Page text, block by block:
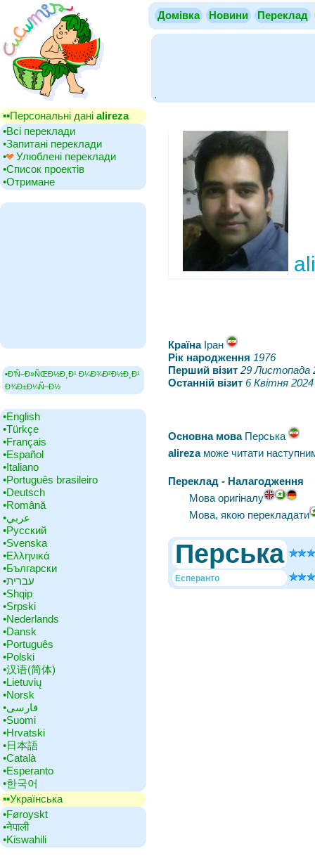
Домівка Новини Переклад
.
▪▪‎Персональні дані alireza
•‎Всі переклади
•‎Запитані переклади
•‎
Улюблені переклади
•‎Список проектів
•‎Отримане
▪Ð’Ñ–Ð»ÑŒÐ½Ð¸Ð¹ Ð¼Ð¾Ð²Ð½Ð¸Ð¹
Ð¾Ð±Ð¼Ñ–Ð½
•‎English
•‎Türkçe
•‎Français
•‎Español
•‎Italiano
•‎Português brasileiro
•‎Deutsch
•‎Română
•‎عربي
•‎Русский
•‎Svenska
•‎Ελληνικά
•‎Български
•‎עברית
•‎Shqip
•‎Srpski
•‎Nederlands
•‎Dansk
•‎Português
•‎Polski
•‎汉语(简体)
•‎Lietuvių
•‎Norsk
•‎فارسی
•‎Suomi
•‎Hrvatski
•‎日本語
•‎Català
•‎Esperanto
•‎한국어
▪▪‎Українська
•‎Føroyskt
•‎नेपाली
•‎Kiswahili
Країна‎Іран
Рік народження 1976
Перший візит 29 Листопада
Останній візит 6 Квітня
Основна мова‎Перська
alirezaможе читати
Переклад - Налагодження
Мова оригіналу
Мова, якою перекладати
Перська
Есперанто